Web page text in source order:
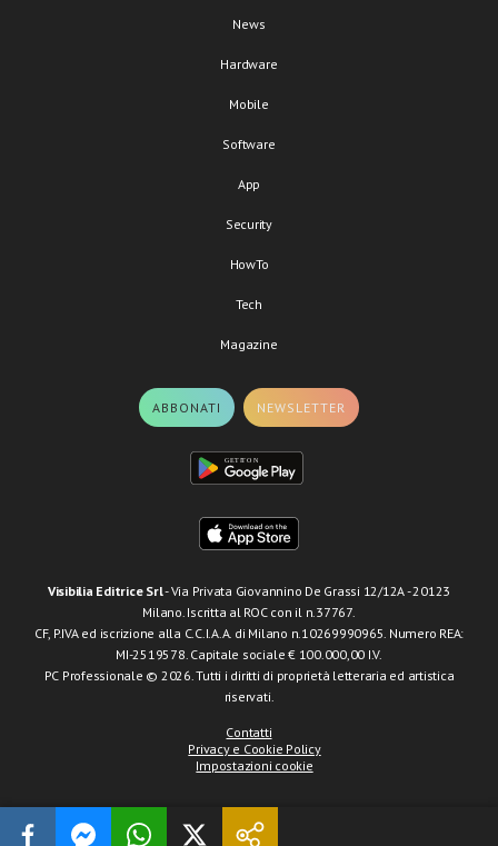
News
Hardware
Mobile
Software
App
Security
HowTo
Tech
Magazine
ABBONATI NEWSLETTER
Visibilia Editrice Srl- Via Privata Giovannino De Grassi 12/12A - 20123
Milano. Iscritta al ROC con il n.37767.
CF, P.IVA ed iscrizione alla C.C.I.A.A. di Milano n.10269990965. Numero REA:
MI-2519578. Capitale sociale € 100.000,00 I.V.
PC Professionale © 2026. Tutti i diritti di proprietà letteraria ed artistica
riservati.
Contatti
Privacy e Cookie Policy
Impostazioni cookie